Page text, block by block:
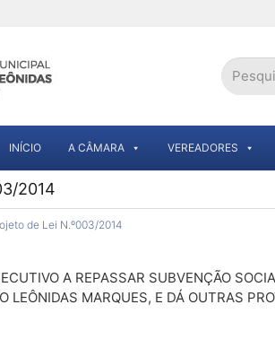
INÍCIO A CÂMARA VEREADORES
2014
de Lei N.º003/2014
A REPASSAR SUBVENÇÃO
LEÔNIDAS MARQUES, E DÁ OUTRAS